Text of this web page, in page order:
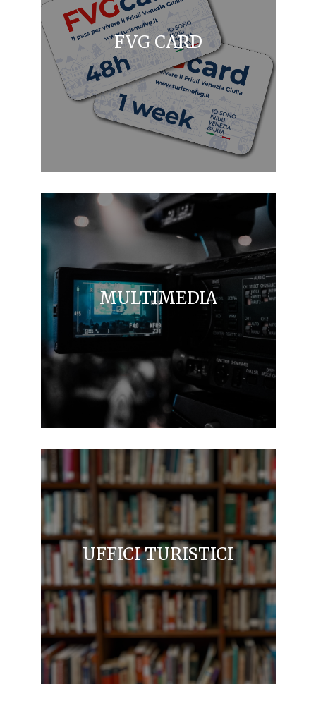
FVG CARD
MULTIMEDIA
UFFICI TURISTICI